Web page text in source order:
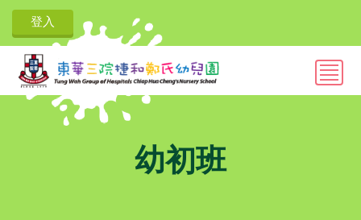
登入
幼初班